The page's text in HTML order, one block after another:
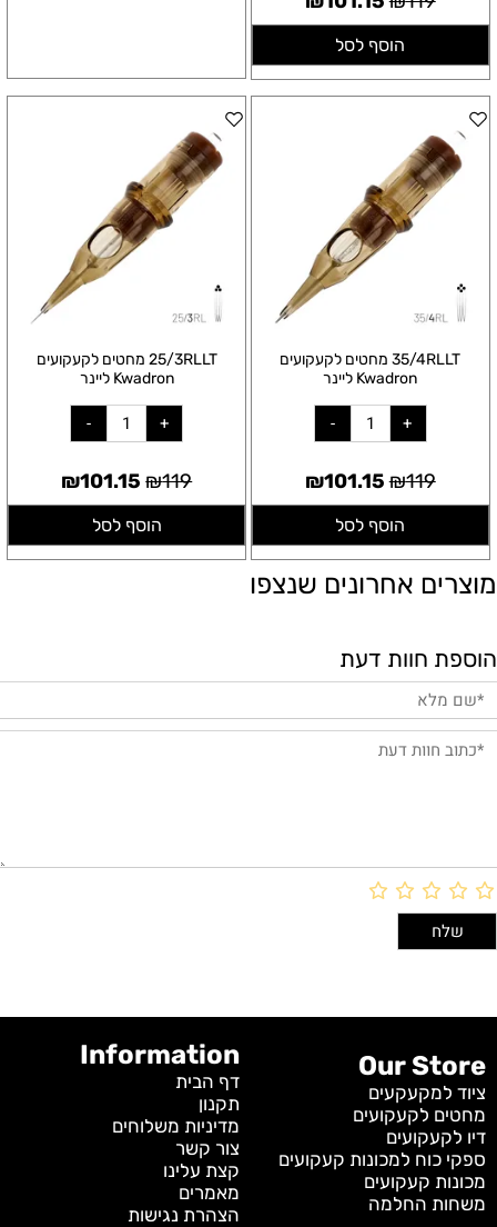
הוסף לסל
35/4RLLT מחטים לקעקועים
Kwadron ליינר
₪119
₪101.15
הוסף לסל
25/3RLLT מחטים לקעקועים
Kwadron ליינר
₪119
₪101.15
הוסף לסל
מוצרים אחרונים שנצפו
הוספת חוות דעת
Our Store
ציוד למקעקעים
מחטים לקעקועים
דיו לקעקועים
ספקי כוח למכונות קעקועים
מכונות קעקועים
משחות החלמה
Information
דף הבית
תקנון
מדיניות משלוחים
צור קשר
קצת עלינו
מאמרים
הצהרת נגישות